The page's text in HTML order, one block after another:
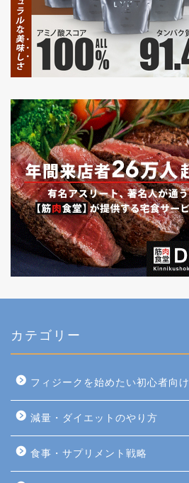
カテゴリー
フィジークを始めたい初心者向け
減量・ダイエットのやり方
食事・サプリメント戦略